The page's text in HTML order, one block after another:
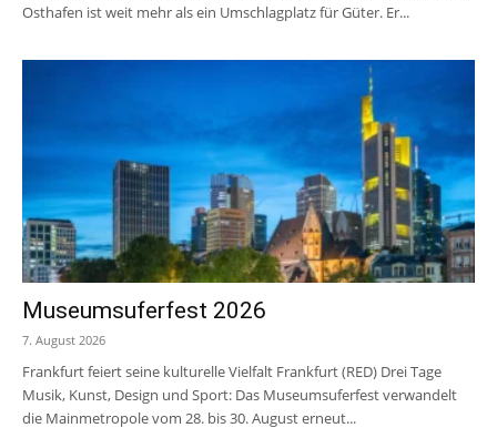
Osthafen ist weit mehr als ein Umschlagplatz für Güter. Er...
Museumsuferfest 2026
7. August 2026
Frankfurt feiert seine kulturelle Vielfalt Frankfurt (RED) Drei Tage
Musik, Kunst, Design und Sport: Das Museumsuferfest verwandelt
die Mainmetropole vom 28. bis 30. August erneut...